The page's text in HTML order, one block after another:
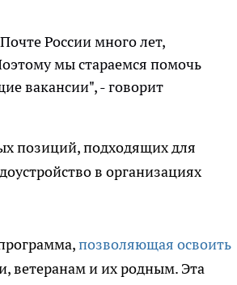
России много лет,
мы стараемся помочь
вакансии", - говорит
позиций, подходящих для
в организациях
позволяющая освоить
ветеранам и их родным. Эта